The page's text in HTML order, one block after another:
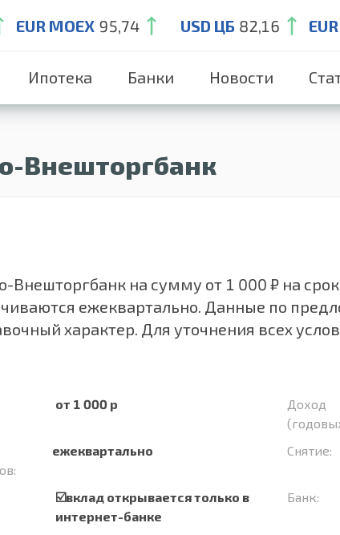
EUR MOEX 95,74 USD ЦБ 82,16
Ипотека Банки Новости
Внешторгбанк
на сумму от 1 000 ₽ на
ежеквартально. Данные по
характер. Для уточнения всех
от 1 000 р
Доход
ежеквартально Снятие:
☑️вклад открывается только в
интернет-банке
Банк: